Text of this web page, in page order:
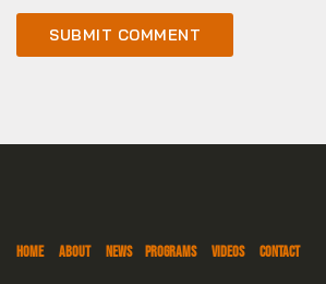
HOME ABOUT NEWS PROGRAMS VIDEOS CONTACT